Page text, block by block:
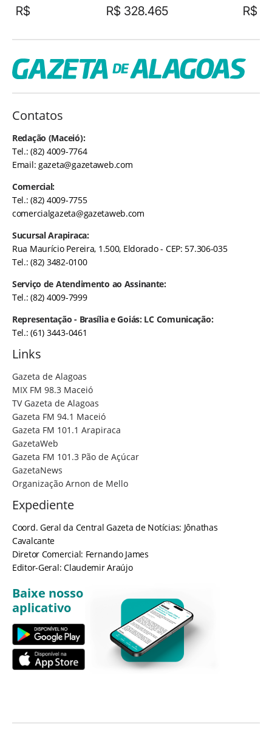
R$ R$ 328.465 R$
Contatos
Redação (Maceió):
Tel.: (82) 4009-7764
Email:gazeta@gazetaweb.com
Comercial:
Tel.: (82) 4009-7755
comercialgazeta@gazetaweb.com
Sucursal Arapiraca:
Rua Maurício Pereira, 1.500, Eldorado - CEP: 57.306-035
Tel.: (82) 3482-0100
Serviço de Atendimento ao Assinante:
Tel.: (82) 4009-7999
Representação - Brasília e Goiás: LC Comunicação:
Tel.: (61) 3443-0461
Links
Gazeta de Alagoas
MIX FM 98.3 Maceió
TV Gazeta de Alagoas
Gazeta FM 94.1 Maceió
Gazeta FM 101.1 Arapiraca
GazetaWeb
Gazeta FM 101.3 Pão de Açúcar
GazetaNews
Organização Arnon de Mello
Expediente
Coord. Geral da Central Gazeta de Notícias: Jônathas
Cavalcante
Diretor Comercial: Fernando James
Editor-Geral: Claudemir Araújo
Baixe nosso
aplicativo